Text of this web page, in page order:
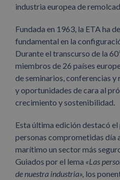
industria europea de
Fundada en 1963, la ETA ha
fundamental en la
Durante el transcurso de la
miembros de 26 países
de seminarios, conferencias
y oportunidades de cara al
crecimiento y sostenibilidad.
Esta última edición destacó
personas comprometidas día
marítimo un sector más
Guiados por el lema «Las
de nuestra industria», los